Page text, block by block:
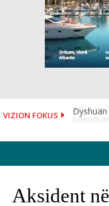
VIZION FOKUS
Aksident